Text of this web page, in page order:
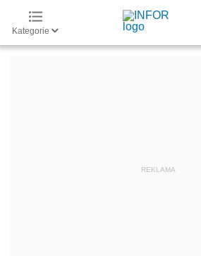
Kategorie